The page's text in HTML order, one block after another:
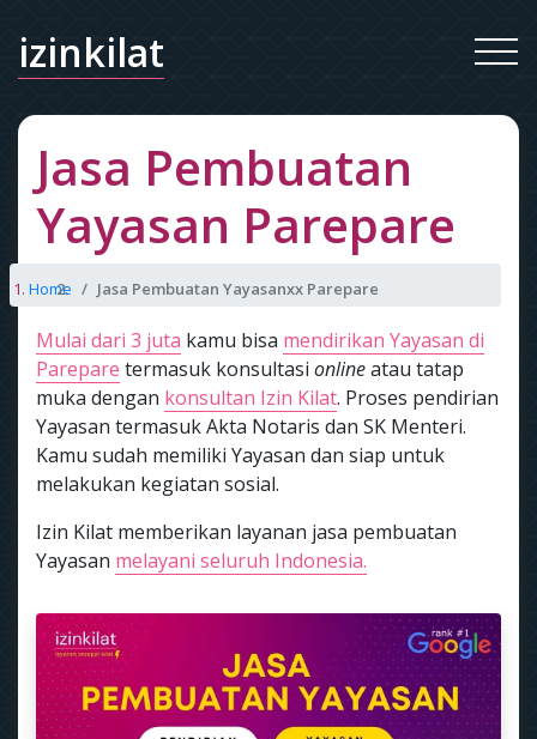
izinkilat
Jasa Pembuatan
Yayasan Parepare
Home Jasa Pembuatan Yayasanxx Parepare
Mulai dari 3 juta kamu bisa mendirikan Yayasan di
Parepare termasuk konsultasi onlineatau tatap
muka dengan konsultan Izin Kilat. Proses pendirian
Yayasan termasuk Akta Notaris dan SK Menteri.
Kamu sudah memiliki Yayasan dan siap untuk
melakukan kegiatan sosial.
Izin Kilat memberikan layanan jasa pembuatan
Yayasan melayani seluruh Indonesia.